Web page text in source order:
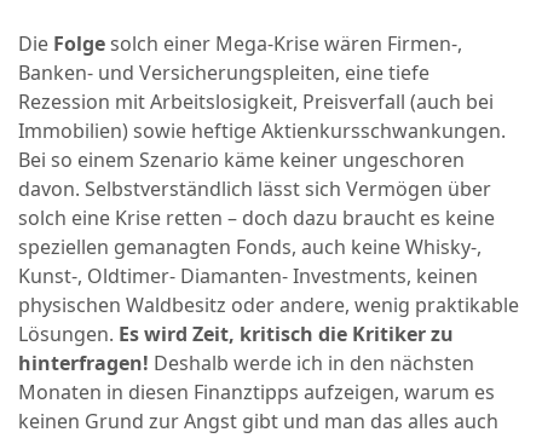
Die Folgesolch einer Mega-Krise wären Firmen-,
Banken- und Versicherungspleiten, eine tiefe
Rezession mit Arbeitslosigkeit, Preisverfall (auch bei
Immobilien) sowie heftige Aktienkursschwankungen.
Bei so einem Szenario käme keiner ungeschoren
davon. Selbstverständlich lässt sich Vermögen über
solch eine Krise retten – doch dazu braucht es keine
speziellen gemanagten Fonds, auch keine Whisky-,
Kunst-, Oldtimer- Diamanten- Investments, keinen
physischen Waldbesitz oder andere, wenig praktikable
Lösungen. Es wird Zeit, kritisch die Kritiker zu
hinterfragen! Deshalb werde ich in den nächsten
Monaten in diesen Finanztipps aufzeigen, warum es
keinen Grund zur Angst gibt und man das alles auch